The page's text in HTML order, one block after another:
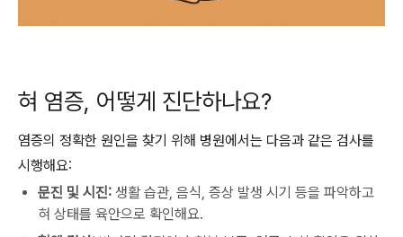
혀 염증, 어떻게 진단하나요?
염증의 정확한 원인을 찾기 위해 병원에서는 다음과 같은 검사를
시행해요:
문진 및 시진: 생활 습관, 음식, 증상 발생 시기 등을 파악하고
혀 상태를 육안으로 확인해요.